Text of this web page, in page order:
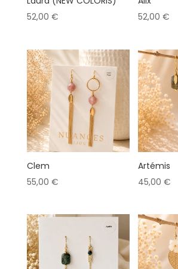
52,00 €
52,00€
Clem
55,00 €
Artémis
45,00€